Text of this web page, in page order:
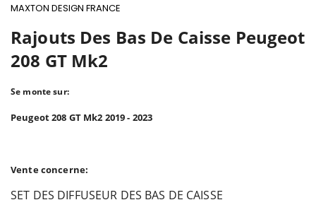
MAXTON DESIGN FRANCE
Rajouts Des Bas De Caisse Peugeot
208 GT Mk2
Se monte sur:
Peugeot 208 GT Mk2 2019 - 2023
Vente concerne:
SET DES DIFFUSEUR DES BAS DE CAISSE